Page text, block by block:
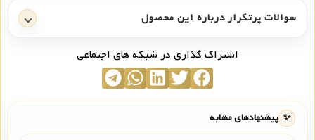
سوالات پرتکرار درباره این محصول
اشتراک گذاری در شبکه های اجتماعی
✨ پیشنهادهای مشابه